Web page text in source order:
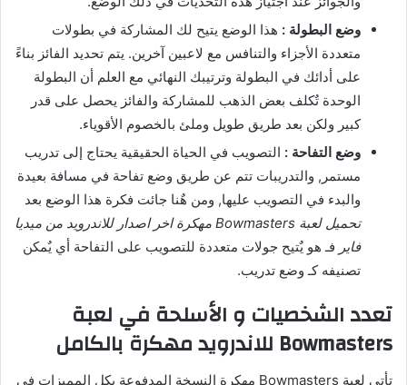
وضع البطولة : هذا الوضع يتيح لك المشاركة في بطولات
متعددة الأجزاء والتنافس مع لاعبين آخرين. يتم تحديد الفائز بناءً
على أدائك في البطولة وترتيبك النهائي مع العلم أن البطولة
الوحدة تٌكلف بعض الذهب للمشاركة والفائز يحصل على قدر
كبير ولكن بعد طريق طويل وملئ بالخصوم الأقوياء.
وضع التفاحة : التصويب في الحياة الحقيقية يحتاج إلى تدريب
مستمر, والتدريبات تتم عن طريق وضع تفاحة في مسافة بعيدة
والبدء في التصويب عليها, ومن هٌنا جائت فكرة هذا الوضع بعد
تحميل لعبة Bowmasters مهكرة اخر اصدار للاندرويد من ميديا
فاير فـ هو يٌتيح جولات متعددة للتصويب على التفاحة أي يٌمكن
تصنيفه كـ وضع تدريب.
تعدد الشخصيات و الأسلحة في لعبة
Bowmasters للاندرويد مهكرة بالكامل
تأتي لعبة Bowmasters مهكرة النسخة المدفوعة بكل المميزات في